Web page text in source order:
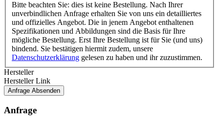
Bitte beachten Sie: dies ist keine Bestellung. Nach Ihrer
unverbindlichen Anfrage erhalten Sie von uns ein detailliertes
und offizielles Angebot. Die in jenem Angebot enthaltenen
Spezifikationen und Abbildungen sind die Basis für Ihre
mögliche Bestellung. Erst Ihre Bestellung ist für Sie (und uns)
bindend. Sie bestätigen hiermit zudem, unsere
Datenschutzerklärung gelesen zu haben und ihr zuzustimmen.
Hersteller
Hersteller Link
Anfrage Absenden
Anfrage